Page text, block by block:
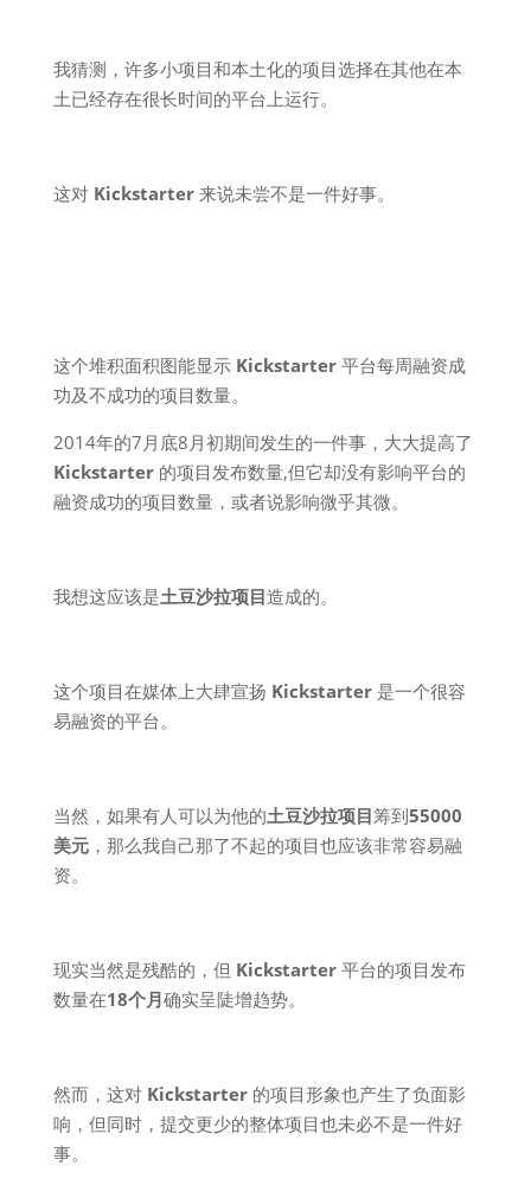
我猜测，许多小项目和本土化的项目选择在其他在本
土已经存在很长时间的平台上运行。
这对 Kickstarter来说未尝不是一件好事。
这个堆积面积图能显示 Kickstarter平台每周融资成
功及不成功的项目数量。
2014年的7月底8月初期间发生的一件事，大大提高了
Kickstarter的项目发布数量,但它却没有影响平台的
融资成功的项目数量，或者说影响微乎其微。
我想这应该是土豆沙拉项目造成的。
这个项目在媒体上大肆宣扬 Kickstarter 是一个很容
易融资的平台。
当然，如果有人可以为他的土豆沙拉项目筹到55000
美元，那么我自己那了不起的项目也应该非常容易融
资。
现实当然是残酷的，但 Kickstarter平台的项目发布
数量在18个月确实呈陡增趋势。
然而，这对 Kickstarter的项目形象也产生了负面影
响，但同时，提交更少的整体项目也未必不是一件好
事。